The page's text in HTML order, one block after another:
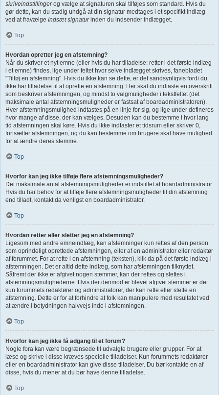
skriveindstillingerog vælge at signaturen skal tilføjes som standard. Hvis du
gør dette, kan du stadig undgå at din signatur medtages i et specifikt indlæg
ved at fravælge Indsæt signaturinden du indsender indlægget.
Top
Hvordan opretter jeg en afstemning?
Når du skriver et nyt emne (eller hvis du har tilladelse: retter i det første indlæg
i et emne) findes, lige under feltet hvor selve indlægget skrives, fanebladet
"Tilføj en afstemning". Hvis du ikke kan se dette, er det sandsynligvis fordi du
ikke har tilladelse til at oprette en afstemning. Her skal du indtaste en overskrift
som beskriver afstemningen, og mindst to valgmuligheder i tekstfeltet (det
maksimale antal afstemningsmuligheder er fastsat af boardadministratoren).
Hver afstemningsmulighed indtastes på en linje for sig, og lige under defineres
hvor mange af disse, der kan vælges. Desuden kan du bestemme i hvor lang
tid afstemningen skal køre. Hvis du ikke indtaster et tidsrum eller skriver 0,
fortsætter afstemningen, og du kan bestemme om brugere skal have mulighed
for at ændre deres stemme.
Top
Hvorfor kan jeg ikke tilføje flere afstemningsmuligheder?
Det maksimale antal afstemningsmuligheder er indstillet af boardadministrator.
Hvis du har behov for at tilføje flere afstemningsmuligheder til din afstemning
end tilladt, kontakt da venligst en boardadministrator.
Top
Hvordan retter eller sletter jeg en afstemning?
Ligesom med andre emneindlæg, kan afstemninger kun rettes af den person
som oprindeligt oprettede afstemningen, eller af en administrator eller redaktør
af forummet. For at rette i en afstemning (teksten), klik da på det første indlæg i
afstemningen. Det er altid dette indlæg, som har afstemningen tilknyttet.
Såfremt der ikke er afgivet nogen stemmer, kan der rettes og slettes i
afstemningsmulighederne. Hvis der derimod er blevet afgivet stemmer er det
kun forummets redaktører og administratorer, der kan rette eller slette en
afstemning. Dette er for at forhindre at folk kan manipulere med resultatet ved
at ændre i betydningen halvvejs inde i afstemningen.
Top
Hvorfor kan jeg ikke få adgang til et forum?
Nogle fora kan være begrænsede til udvalgte brugere eller grupper. For at
læse og skrive i disse kræves specielle tilladelser. Kun forummets redaktører
eller en boardadministrator kan give disse tilladelser. Du bør kontakte en af
disse, hvis du mener at du bør have denne tilladelse.
Top